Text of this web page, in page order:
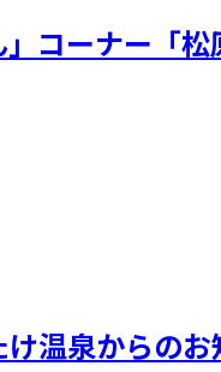
」コーナー「
け温泉からの